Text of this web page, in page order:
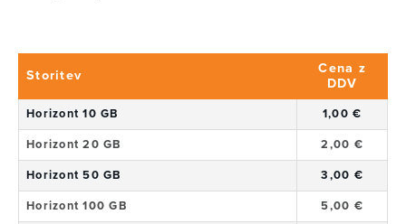
Storitev
Cena z
DDV
Horizont 10 GB 1,00 €
Horizont 20 GB 2,00 €
Horizont 50 GB 3,00 €
Horizont 100 GB 5,00 €